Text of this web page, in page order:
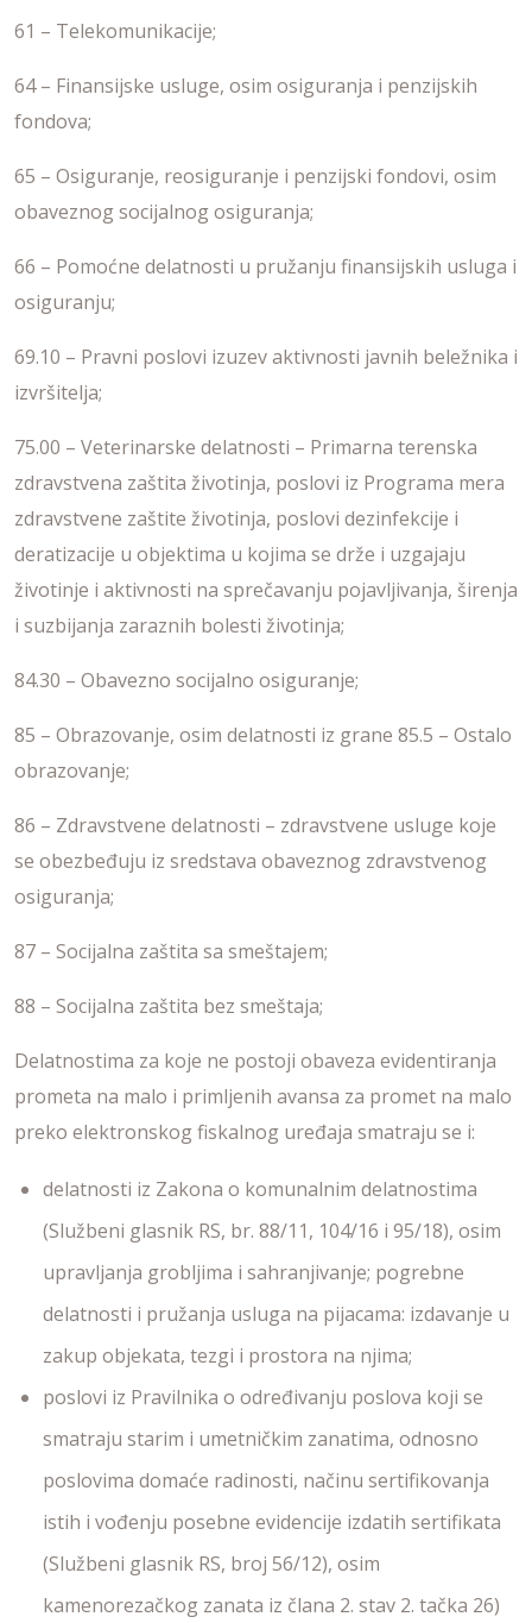
61 – Telekomunikacije;
64 – Finansijske usluge, osim osiguranja i penzijskih
fondova;
65 – Osiguranje, reosiguranje i penzijski fondovi, osim
obaveznog socijalnog osiguranja;
66 – Pomoćne delatnosti u pružanju finansijskih usluga i
osiguranju;
69.10 – Pravni poslovi izuzev aktivnosti javnih beležnika i
izvršitelja;
75.00 – Veterinarske delatnosti – Primarna terenska
zdravstvena zaštita životinja, poslovi iz Programa mera
zdravstvene zaštite životinja, poslovi dezinfekcije i
deratizacije u objektima u kojima se drže i uzgajaju
životinje i aktivnosti na sprečavanju pojavljivanja, širenja
i suzbijanja zaraznih bolesti životinja;
84.30 – Obavezno socijalno osiguranje;
85 – Obrazovanje, osim delatnosti iz grane 85.5 – Ostalo
obrazovanje;
86 – Zdravstvene delatnosti – zdravstvene usluge koje
se obezbeđuju iz sredstava obaveznog zdravstvenog
osiguranja;
87 – Socijalna zaštita sa smeštajem;
88 – Socijalna zaštita bez smeštaja;
Delatnostima za koje ne postoji obaveza evidentiranja
prometa na malo i primljenih avansa za promet na malo
preko elektronskog fiskalnog uređaja smatraju se i:
delatnosti iz Zakona o komunalnim delatnostima
(Službeni glasnik RS, br. 88/11, 104/16 i 95/18), osim
upravljanja grobljima i sahranjivanje; pogrebne
delatnosti i pružanja usluga na pijacama: izdavanje u
zakup objekata, tezgi i prostora na njima;
poslovi iz Pravilnika o određivanju poslova koji se
smatraju starim i umetničkim zanatima, odnosno
poslovima domaće radinosti, načinu sertifikovanja
istih i vođenju posebne evidencije izdatih sertifikata
(Službeni glasnik RS, broj 56/12), osim
kamenorezačkog zanata iz člana 2. stav 2. tačka 26)